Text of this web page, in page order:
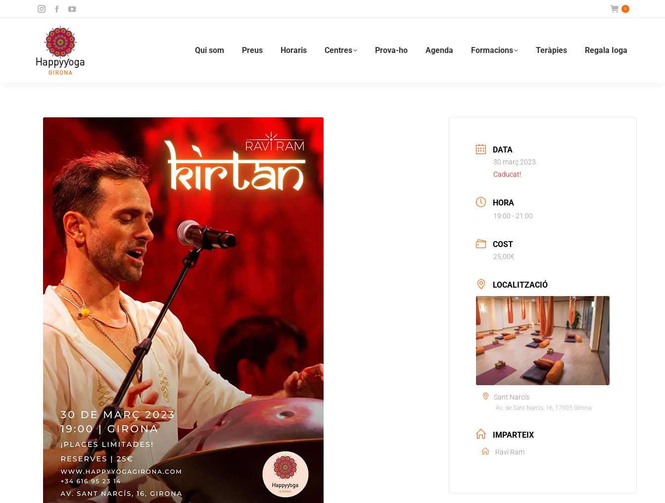
0
Qui som Preus Horaris Centres Prova-ho Agenda Formacions Teràpies Regala Ioga
DATA
30 març 2023
Caducat!
HORA
19:00 - 21:00
COST
25,00€
LOCALITZACIÓ
Sant Narcís
Av. de Sant Narcís, 16, 17005 Girona
IMPARTEIX
Ravi Ram